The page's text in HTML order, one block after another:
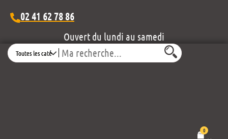
Search
0
02 41 62 78 86
Ouvert du lundi au samedi
de 10h00 à 19h30